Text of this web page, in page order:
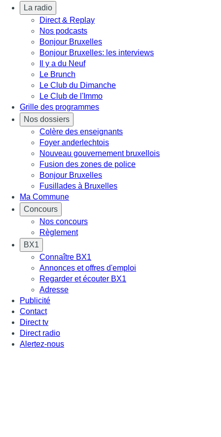
La radio
Direct & Replay
Nos podcasts
Bonjour Bruxelles
Bonjour Bruxelles: les interviews
Il y a du Neuf
Le Brunch
Le Club du Dimanche
Le Club de l'Immo
Grille des programmes
Nos dossiers
Colère des enseignants
Foyer anderlechtois
Nouveau gouvernement bruxellois
Fusion des zones de police
Bonjour Bruxelles
Fusillades à Bruxelles
Ma Commune
Concours
Nos concours
Règlement
BX1
Connaître BX1
Annonces et offres d'emploi
Regarder et écouter BX1
Adresse
Publicité
Contact
Direct tv
Direct radio
Alertez-nous